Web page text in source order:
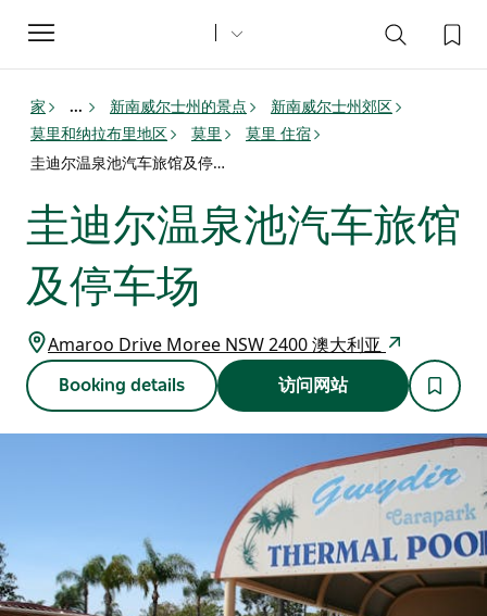
Toggle
navigation
家 ... 新南威尔士州的景点
新南威尔士州郊区
莫里和纳拉布里地区
莫里
莫里 住宿
圭迪尔温泉池汽车旅馆及停车场
圭迪尔温泉池汽车旅馆
及停车场
Amaroo Drive Moree NSW 2400 澳大利亚
Booking details 访问网站